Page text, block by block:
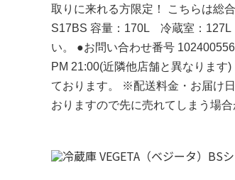
取りに来れる方限定！ こちらは総
S17BS 容量：170L 冷蔵室：127L
い。 ●お問い合わせ番号
PM 21:00(近隣他店舗と異なりま
ております。 ※配送料金・お届け
おりますので先に売れてしまう場